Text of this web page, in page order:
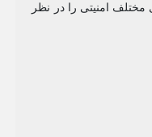
مختلف امنیتی را در نظر